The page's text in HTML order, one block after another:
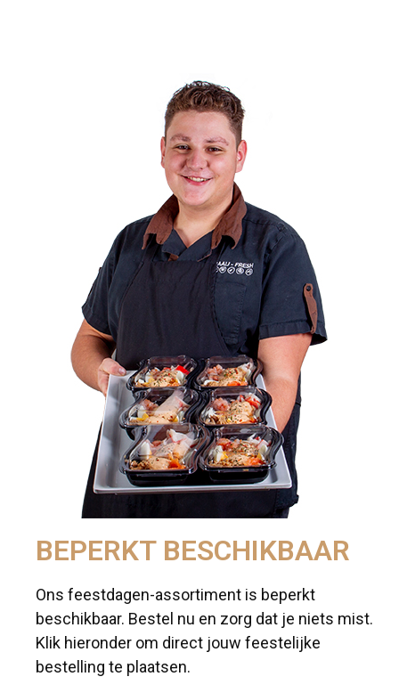
BEPERKT BESCHIKBAAR
Ons feestdagen-assortiment is beperkt
beschikbaar. Bestel nu en zorg dat je niets mist.
Klik hieronder om direct jouw feestelijke
bestelling te plaatsen.